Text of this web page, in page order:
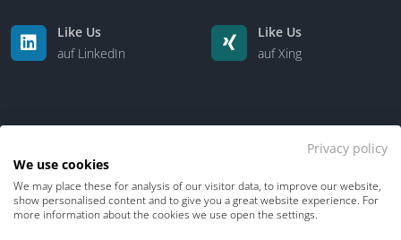
Like Us
auf LinkedIn
Like Us
auf Xing
Kontakt Über uns
Privacy policy
We use cookies
We may place these for analysis of our visitor data, to improve our website,
show personalised content and to give you a great website experience. For
more information about the cookies we use open the settings.